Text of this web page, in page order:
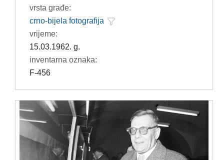
vrsta građe:
crno-bijela fotografija
vrijeme:
15.03.1962. g.
inventarna oznaka:
F-456